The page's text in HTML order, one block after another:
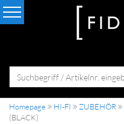
Homepage HI-FI ZUBEHÖR
(BLACK)